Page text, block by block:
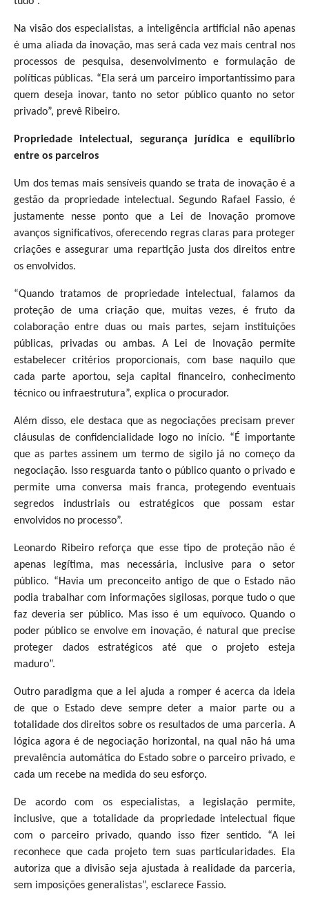
Na visão dos especialistas, a inteligência artificial não apenas
é uma aliada da inovação, mas será cada vez mais central nos
processos de pesquisa, desenvolvimento e formulação de
políticas públicas. “Ela será um parceiro importantíssimo para
quem deseja inovar, tanto no setor público quanto no setor
privado”, prevê Ribeiro.
Propriedade intelectual, segurança jurídica e equilíbrio
entre os parceiros
Um dos temas mais sensíveis quando se trata de inovação é a
gestão da propriedade intelectual. Segundo Rafael Fassio, é
justamente nesse ponto que a Lei de Inovação promove
avanços significativos, oferecendo regras claras para proteger
criações e assegurar uma repartição justa dos direitos entre
os envolvidos.
“Quando tratamos de propriedade intelectual, falamos da
proteção de uma criação que, muitas vezes, é fruto da
colaboração entre duas ou mais partes, sejam instituições
públicas, privadas ou ambas. A Lei de Inovação permite
estabelecer critérios proporcionais, com base naquilo que
cada parte aportou, seja capital financeiro, conhecimento
técnico ou infraestrutura”, explica o procurador.
Além disso, ele destaca que as negociações precisam prever
cláusulas de confidencialidade logo no início. “É importante
que as partes assinem um termo de sigilo já no começo da
negociação. Isso resguarda tanto o público quanto o privado e
permite uma conversa mais franca, protegendo eventuais
segredos industriais ou estratégicos que possam estar
envolvidos no processo”.
Leonardo Ribeiro reforça que esse tipo de proteção não é
apenas legítima, mas necessária, inclusive para o setor
público. “Havia um preconceito antigo de que o Estado não
podia trabalhar com informações sigilosas, porque tudo o que
faz deveria ser público. Mas isso é um equívoco. Quando o
poder público se envolve em inovação, é natural que precise
proteger dados estratégicos até que o projeto esteja
maduro”.
Outro paradigma que a lei ajuda a romper é acerca da ideia
de que o Estado deve sempre deter a maior parte ou a
totalidade dos direitos sobre os resultados de uma parceria. A
lógica agora é de negociação horizontal, na qual não há uma
prevalência automática do Estado sobre o parceiro privado, e
cada um recebe na medida do seu esforço.
De acordo com os especialistas, a legislação permite,
inclusive, que a totalidade da propriedade intelectual fique
com o parceiro privado, quando isso fizer sentido. “A lei
reconhece que cada projeto tem suas particularidades. Ela
autoriza que a divisão seja ajustada à realidade da parceria,
sem imposições generalistas”, esclarece Fassio.